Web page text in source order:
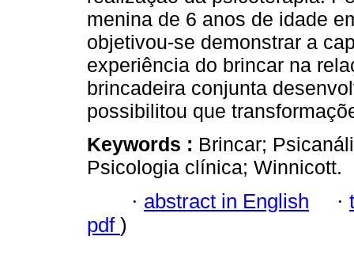
menina de 6 anos de idade
objetivou-se demonstrar a
experiência do brincar na
brincadeira conjunta
possibilitou que
Keywords : Brincar;
Psicologia clínica; Winnicott.
· abstract in English ·
pdf )